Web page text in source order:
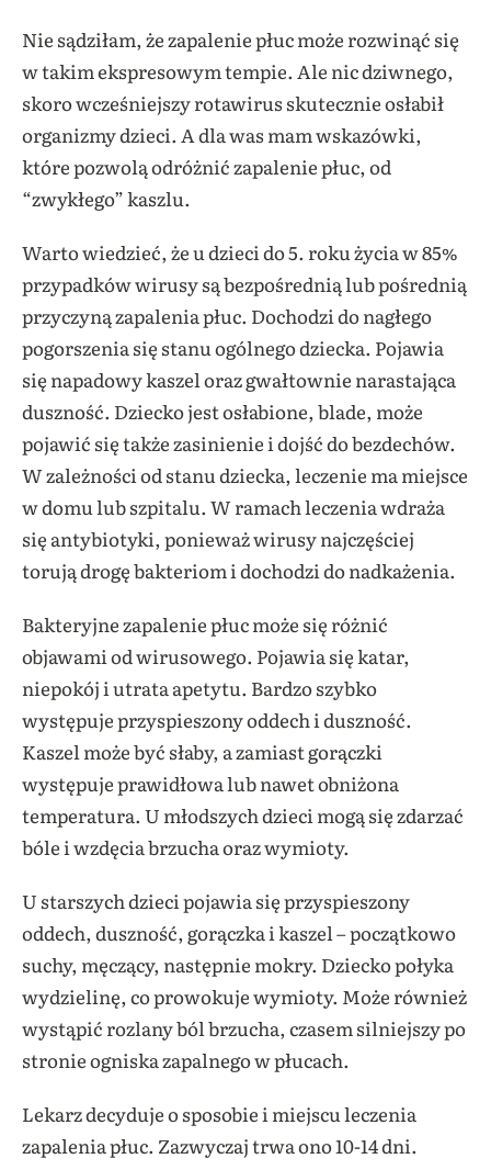
Nie sądziłam, że zapalenie płuc może rozwinąć się
w takim ekspresowym tempie. Ale nic dziwnego,
skoro wcześniejszy rotawirus skutecznie osłabił
organizmy dzieci. A dla was mam wskazówki,
które pozwolą odróżnić zapalenie płuc, od
“zwykłego” kaszlu.
Warto wiedzieć, że u dzieci do 5. roku życia w 85%
przypadków wirusy są bezpośrednią lub pośrednią
przyczyną zapalenia płuc. Dochodzi do nagłego
pogorszenia się stanu ogólnego dziecka. Pojawia
się napadowy kaszel oraz gwałtownie narastająca
duszność. Dziecko jest osłabione, blade, może
pojawić się także zasinienie i dojść do bezdechów.
W zależności od stanu dziecka, leczenie ma miejsce
w domu lub szpitalu. W ramach leczenia wdraża
się antybiotyki, ponieważ wirusy najczęściej
torują drogę bakteriom i dochodzi do nadkażenia.
Bakteryjne zapalenie płuc może się różnić
objawami od wirusowego. Pojawia się katar,
niepokój i utrata apetytu. Bardzo szybko
występuje przyspieszony oddech i duszność.
Kaszel może być słaby, a zamiast gorączki
występuje prawidłowa lub nawet obniżona
temperatura. U młodszych dzieci mogą się zdarzać
bóle i wzdęcia brzucha oraz wymioty.
U starszych dzieci pojawia się przyspieszony
oddech, duszność, gorączka i kaszel – początkowo
suchy, męczący, następnie mokry. Dziecko połyka
wydzielinę, co prowokuje wymioty. Może również
wystąpić rozlany ból brzucha, czasem silniejszy po
stronie ogniska zapalnego w płucach.
Lekarz decyduje o sposobie i miejscu leczenia
zapalenia płuc. Zazwyczaj trwa ono 10-14 dni.